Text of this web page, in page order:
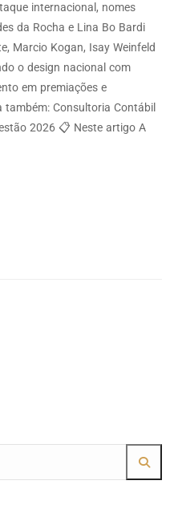
internacional, nomes
da Rocha e Lina Bo Bardi
Marcio Kogan, Isay Weinfeld
o design nacional com
em premiações e
Consultoria Contábil
2026 📋 Neste artigo A